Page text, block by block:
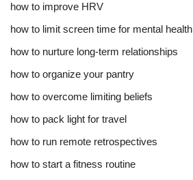
how to improve HRV
how to limit screen time for mental health
how to nurture long-term relationships
how to organize your pantry
how to overcome limiting beliefs
how to pack light for travel
how to run remote retrospectives
how to start a fitness routine